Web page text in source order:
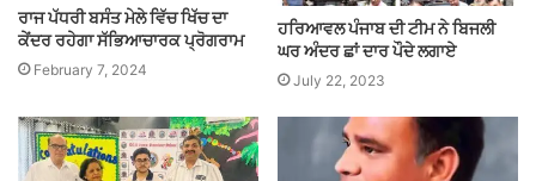
ਰਾਜ ਪੱਧਰੀ ਬਸੰਤ ਮੇਲੇ ਵਿੱਚ ਖਿੱਚ ਦਾ
ਕੇਂਦਰ ਰਹੇਗਾ ਸੱਭਿਆਚਾਰਕ ਪ੍ਰੋਗਰਾਮ
February 7, 2024
ਹਰਿਆਵਲ ਪੰਜਾਬ ਦੀ ਟੀਮ ਨੇ ਬਿਜਲੀ
ਘਰ ਅੰਦਰ ਛਾਂ ਦਾਰ ਪੌਦੇ ਲਗਾਏ
July 22, 2023